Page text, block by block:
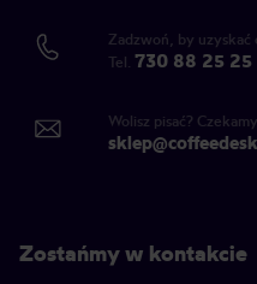
Zadzwoń, by uzyskać
Tel. 730 88 25 25
Wolisz pisać?
Zostańmy w kontakcie